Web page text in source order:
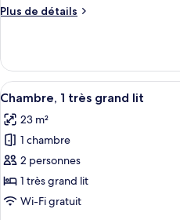
chambre :
très
grand
lit
Plus de détails
Plus
Chambre,
très
lit
Afficher
toutes
les
photos
pour
ce
type
14
Chambre, 1 très grand lit
23 m²
1 chambre
2 personnes
1 très grand lit
Wi-Fi gratuit